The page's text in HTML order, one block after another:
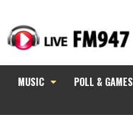
MUSIC POLL & GAMES